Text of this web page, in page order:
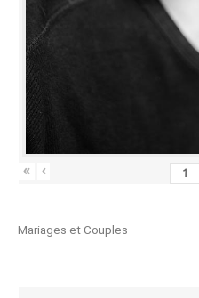
« ‹
Mariages et Couples